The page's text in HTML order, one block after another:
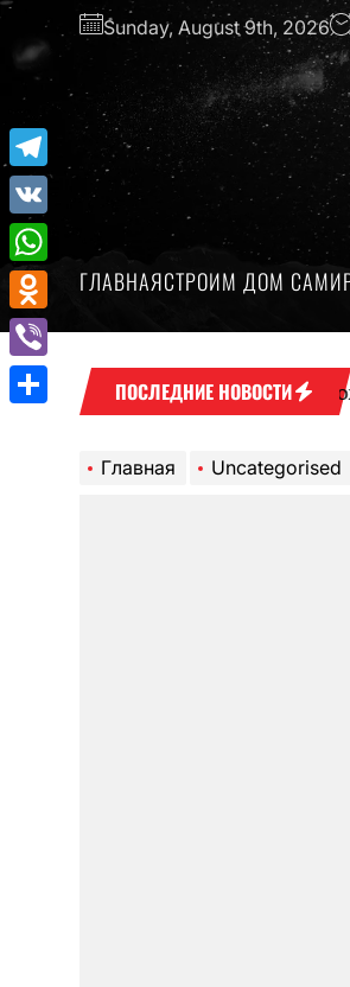
Перейти
содержимому
Sunday, August 9th, 2026
ГЛАВНАЯСТРОИМ ДОМ САМИ
ПОСЛЕДНИЕ НОВОСТИ
Микрокредиты:
Главная Uncategorised
Telegram
VK
WhatsApp
Odnoklassniki
Viber
Отправить